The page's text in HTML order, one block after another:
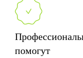
помогут